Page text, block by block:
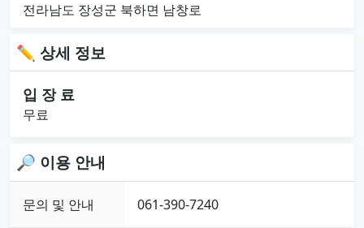
전라남도 장성군 북하면 남창로
✏ 상세 정보
입 장 료
무료
🔎 이용 안내
문의 및 안내 061-390-7240